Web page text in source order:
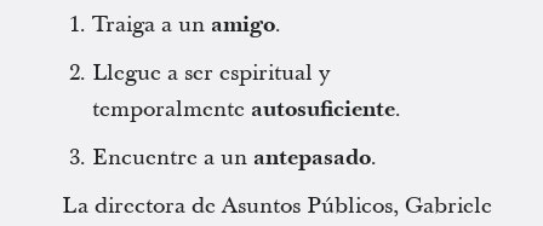
Traiga a un amigo.
Llegue a ser espiritual y
temporalmente autosuficiente.
Encuentre a un antepasado.
La directora de Asuntos Públicos, Gabriele